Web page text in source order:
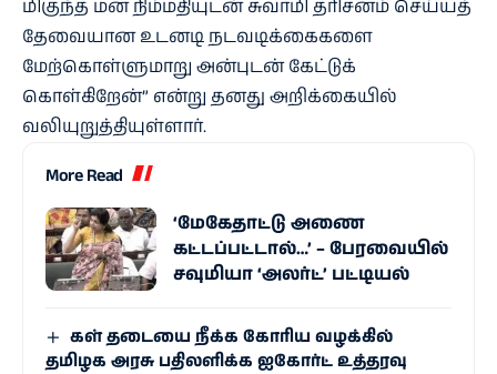
மிகுந்த மன நிம்மதியுடன் சுவாமி தரிசனம் செய்யத்
தேவையான உடனடி நடவடிக்கைகளை
மேற்கொள்ளுமாறு அன்புடன் கேட்டுக்
கொள்கிறேன்” என்று தனது அறிக்கையில்
வலியுறுத்தியுள்ளார்.
More Read
‘மேகேதாட்டு அணை
கட்டப்பட்டால்…’ – பேரவையில்
சவுமியா ‘அலர்ட்’ பட்டியல்
கள் தடையை நீக்க கோரிய வழக்கில்
தமிழக அரசு பதிலளிக்க ஐகோர்ட் உத்தரவு